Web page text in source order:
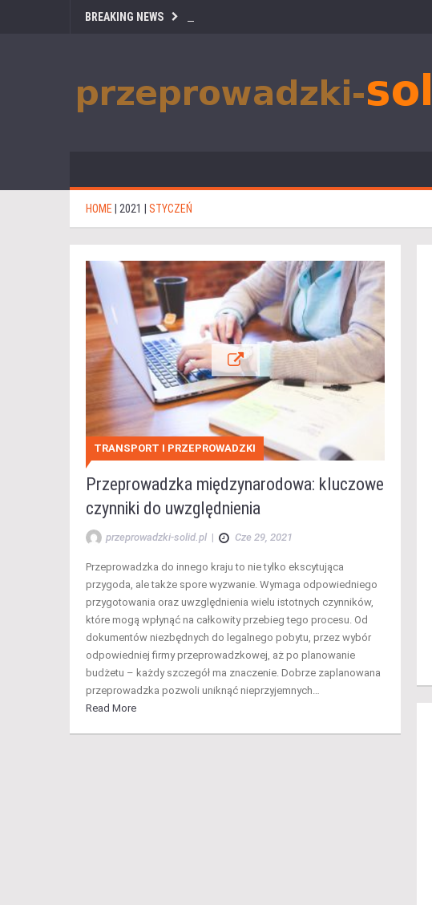
BREAKING NEWS
HOME 2021 STYCZEŃ
TRANSPORT I PRZEPROWADZKI
Przeprowadzka międzynarodowa: kluczowe
czynniki do uwzględnienia
przeprowadzki-solid.pl | Cze 29, 2021
Przeprowadzka do innego kraju to nie tylko ekscytująca
przygoda, ale także spore wyzwanie. Wymaga odpowiedniego
przygotowania oraz uwzględnienia wielu istotnych czynników,
które mogą wpłynąć na całkowity przebieg tego procesu. Od
dokumentów niezbędnych do legalnego pobytu, przez wybór
odpowiedniej firmy przeprowadzkowej, aż po planowanie
budżetu – każdy szczegół ma znaczenie. Dobrze zaplanowana
przeprowadzka pozwoli uniknąć nieprzyjemnych…
Read More